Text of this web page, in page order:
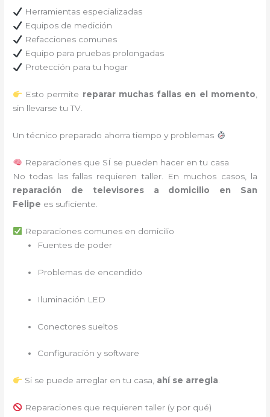
Herramientas especializadas
Equipos de medición
Refacciones comunes
Equipo para pruebas prolongadas
Protección para tu hogar
Esto permite reparar muchas fallas en el momento,
sin llevarse tu TV.
Un técnico preparado ahorra tiempo y problemas
Reparaciones que SÍ se pueden hacer en tu casa
No todas las fallas requieren taller. En muchos casos, la
reparación de televisores a domicilio en San
Felipe es suficiente.
Reparaciones comunes en domicilio
Fuentes de poder
Problemas de encendido
Iluminación LED
Conectores sueltos
Configuración y software
Si se puede arreglar en tu casa, ahí se arregla.
Reparaciones que requieren taller (y por qué)